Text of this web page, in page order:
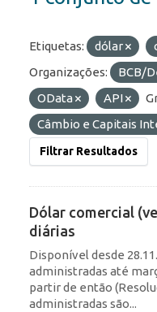
Etiquetas: dólar
Organizações:
BCB/
OData
API
Câmbio e Capitais
Filtrar Resultados
Dólar comercial
diárias
Disponível desde
administradas até
partir de então
administradas são...